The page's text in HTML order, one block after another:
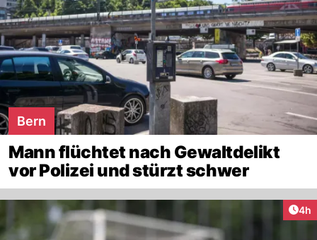
Bern
Mann flüchtet nach Gewaltdelikt
vor Polizei und stürzt schwer
4h